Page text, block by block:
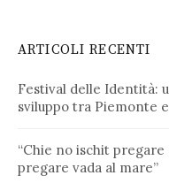
ARTICOLI RECENTI
Festival delle Identità:
sviluppo tra Piemonte
“Chie no ischit
pregare vada al mare”